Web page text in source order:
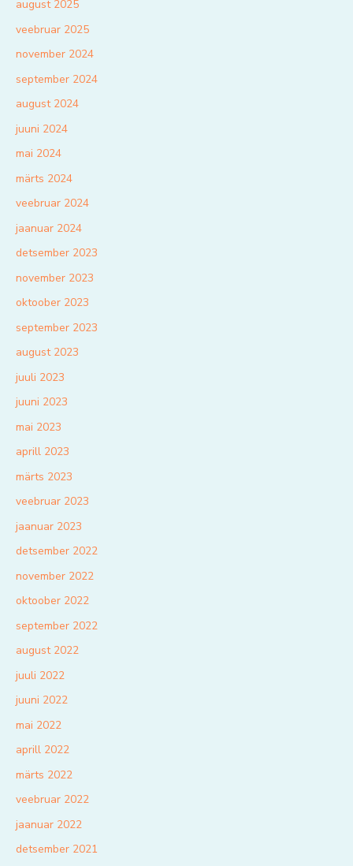
august 2025
veebruar 2025
november 2024
september 2024
august 2024
juuni 2024
mai 2024
märts 2024
veebruar 2024
jaanuar 2024
detsember 2023
november 2023
oktoober 2023
september 2023
august 2023
juuli 2023
juuni 2023
mai 2023
aprill 2023
märts 2023
veebruar 2023
jaanuar 2023
detsember 2022
november 2022
oktoober 2022
september 2022
august 2022
juuli 2022
juuni 2022
mai 2022
aprill 2022
märts 2022
veebruar 2022
jaanuar 2022
detsember 2021